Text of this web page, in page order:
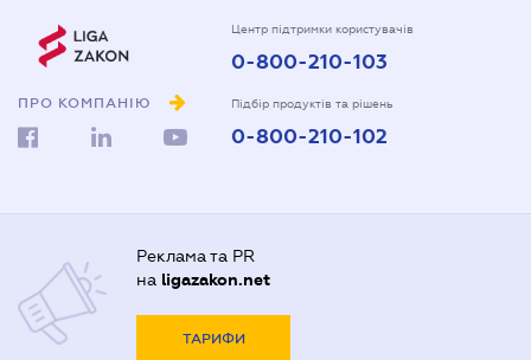
ПРО КОМПАНІЮ
Центр підтримки користувачів
0-800-210-103
Підбір продуктів та рішень
0-800-210-102
Реклама та PR
на ligazakon.net
ТАРИФИ